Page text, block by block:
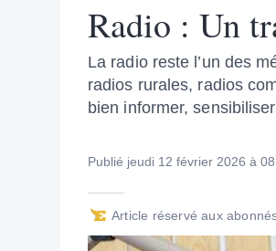
Radio : Un
La radio reste l’un des
radios rurales, radios
bien informer,
Publié jeudi 12 février 2026 à
Article réservé aux